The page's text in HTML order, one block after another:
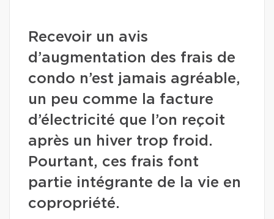
Recevoir un avis
d’augmentation des frais de
condo n’est jamais agréable,
un peu comme la facture
d’électricité que l’on reçoit
après un hiver trop froid.
Pourtant, ces frais font
partie intégrante de la vie en
copropriété.